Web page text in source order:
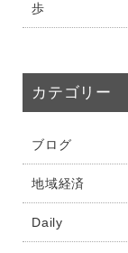
歩
カテゴリー
ブログ
地域経済
Daily